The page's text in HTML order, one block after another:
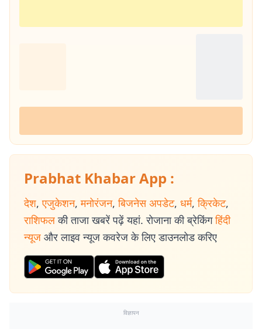
Prabhat Khabar App :
देश, एजुकेशन, मनोरंजन, बिजनेस अपडेट, धर्म, क्रिकेट,
राशिफल की ताजा खबरें पढ़ें यहां. रोजाना की ब्रेकिंग हिंदी
न्यूज और लाइव न्यूज कवरेज के लिए डाउनलोड करिए
विज्ञापन